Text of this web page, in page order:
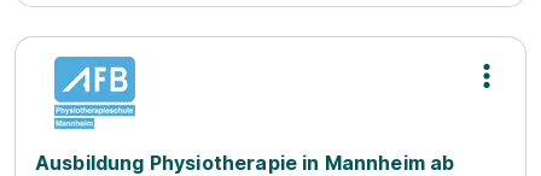
Ausbildung Physiotherapie in Mannheim ab